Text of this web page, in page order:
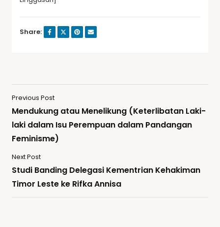
Share:
Previous Post
Mendukung atau Menelikung (Keterlibatan Laki-
laki dalam Isu Perempuan dalam Pandangan
Feminisme)
Next Post
Studi Banding Delegasi Kementrian Kehakiman
Timor Leste ke Rifka Annisa